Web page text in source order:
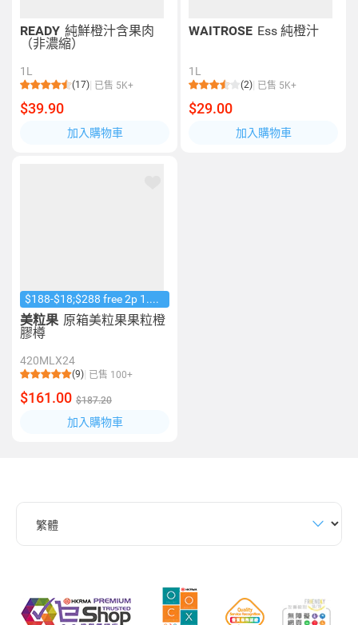
READY 純鮮橙汁含果肉
（非濃縮）
1L
(17) 已售 5K+
$39.90
加入購物車
WAITROSE Ess 純橙汁
1L
(2) 已售 5K+
$29.00
加入購物車
$188-$18;$288 free 2p 1.25L coke
美粒果 原箱美粒果果粒橙
膠樽
420MLX24
(9) 已售 100+
$161.00 $187.20
加入購物車